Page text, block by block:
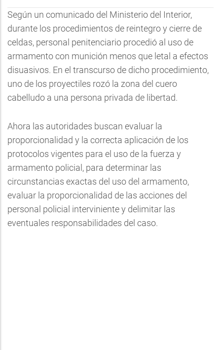
Según un comunicado del Ministerio del Interior,
durante los procedimientos de reintegro y cierre de
celdas, personal penitenciario procedió al uso de
armamento con munición menos que letal a efectos
disuasivos. En el transcurso de dicho procedimiento,
uno de los proyectiles rozó la zona del cuero
cabelludo a una persona privada de libertad.
Ahora las autoridades buscan evaluar la
proporcionalidad y la correcta aplicación de los
protocolos vigentes para el uso de la fuerza y
armamento policial, para determinar las
circunstancias exactas del uso del armamento,
evaluar la proporcionalidad de las acciones del
personal policial interviniente y delimitar las
eventuales responsabilidades del caso.